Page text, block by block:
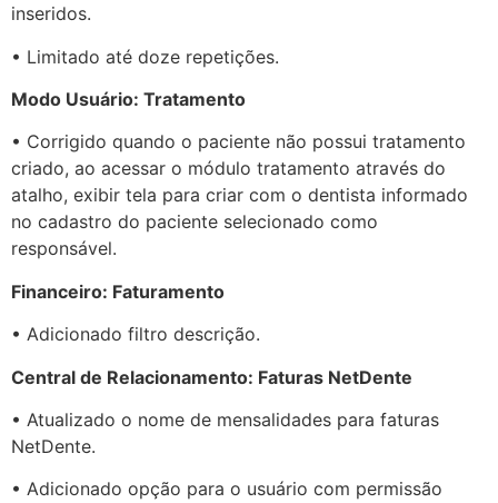
inseridos.
• Limitado até doze repetições.
Modo Usuário: Tratamento
• Corrigido quando o paciente não possui tratamento
criado, ao acessar o módulo tratamento através do
atalho, exibir tela para criar com o dentista informado
no cadastro do paciente selecionado como
responsável.
Financeiro: Faturamento
• Adicionado filtro descrição.
Central de Relacionamento: Faturas NetDente
• Atualizado o nome de mensalidades para faturas
NetDente.
• Adicionado opção para o usuário com permissão